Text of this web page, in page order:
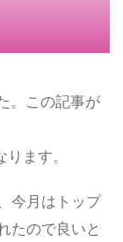
。この記事が
ます。
今月はトップ
たので良いと